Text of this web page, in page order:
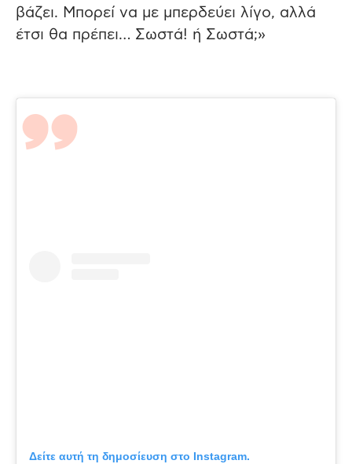
βάζει. Μπορεί να με μπερδεύει λίγο, αλλά
έτσι θα πρέπει… Σωστά! ή Σωστά;»
Δείτε αυτή τη δημοσίευση στο Instagram.